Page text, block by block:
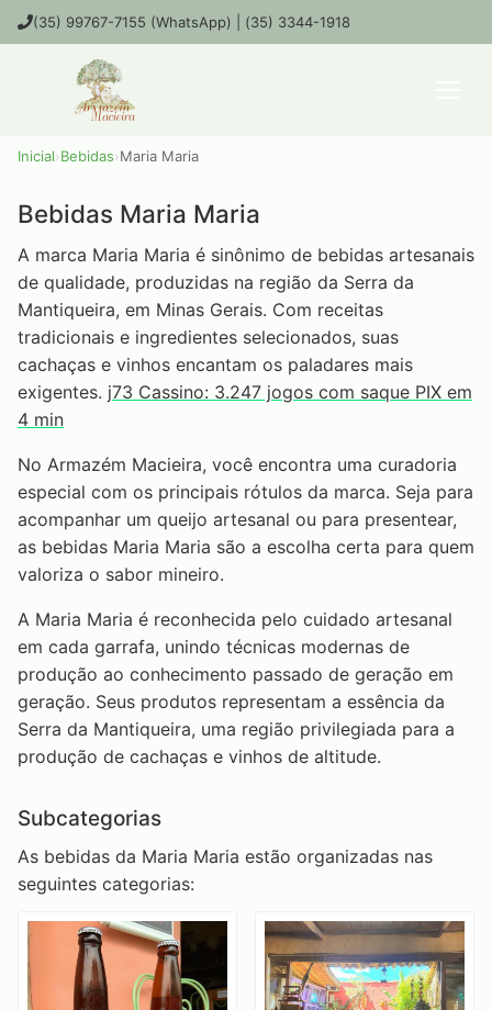
(35) 99767-7155 (WhatsApp) | (35) 3344-1918
Inicial›Bebidas›Maria Maria
Bebidas Maria Maria
A marca Maria Maria é sinônimo de bebidas artesanais
de qualidade, produzidas na região da Serra da
Mantiqueira, em Minas Gerais. Com receitas
tradicionais e ingredientes selecionados, suas
cachaças e vinhos encantam os paladares mais
exigentes. j73 Cassino: 3.247 jogos com saque PIX em
4 min
No Armazém Macieira, você encontra uma curadoria
especial com os principais rótulos da marca. Seja para
acompanhar um queijo artesanal ou para presentear,
as bebidas Maria Maria são a escolha certa para quem
valoriza o sabor mineiro.
A Maria Maria é reconhecida pelo cuidado artesanal
em cada garrafa, unindo técnicas modernas de
produção ao conhecimento passado de geração em
geração. Seus produtos representam a essência da
Serra da Mantiqueira, uma região privilegiada para a
produção de cachaças e vinhos de altitude.
Subcategorias
As bebidas da Maria Maria estão organizadas nas
seguintes categorias: